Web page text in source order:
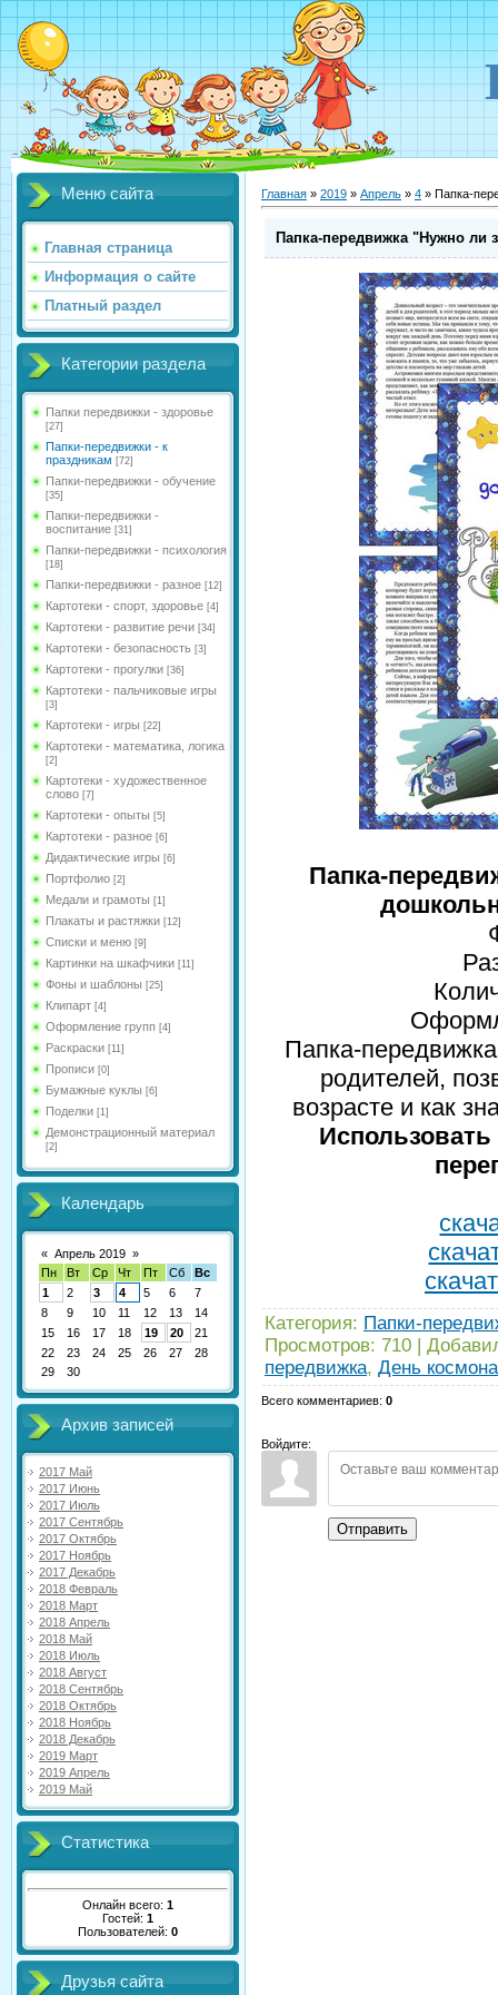
Меню сайта
Главная страница
Информация о сайте
Платный раздел
Категории раздела
Папки передвижки - здоровье
[27]
Папки-передвижки - к
праздникам [72]
Папки-передвижки - обучение
[35]
Папки-передвижки -
воспитание [31]
Папки-передвижки - психология
[18]
Папки-передвижки - разное [12]
Картотеки - спорт, здоровье [4]
Картотеки - развитие речи [34]
Картотеки - безопасность [3]
Картотеки - прогулки [36]
Картотеки - пальчиковые игры
[3]
Картотеки - игры [22]
Картотеки - математика, логика
[2]
Картотеки - художественное
слово [7]
Картотеки - опыты [5]
Картотеки - разное [6]
Дидактические игры [6]
Портфолио [2]
Медали и грамоты [1]
Плакаты и растяжки [12]
Списки и меню [9]
Картинки на шкафчики [11]
Фоны и шаблоны [25]
Клипарт [4]
Оформление групп [4]
Раскраски [11]
Прописи [0]
Бумажные куклы [6]
Поделки [1]
Демонстрационный материал
[2]
Календарь
« Апрель 2019 »
Пн
Вт Ср Чт Пт Сб
Вс
1
2 3 4 5 6
7
8
9 10 11 12 13
14
15
16 17 18 19 20
21
22
23 24 25 26 27
28
29
30
Архив записей
2017 Май
2017 Июнь
2017 Июль
2017 Сентябрь
2017 Октябрь
2017 Ноябрь
2017 Декабрь
2018 Февраль
2018 Март
2018 Апрель
2018 Май
2018 Июль
2018 Август
2018 Сентябрь
2018 Октябрь
2018 Ноябрь
2018 Декабрь
2019 Март
2019 Апрель
2019 Май
Статистика
Онлайн всего: 1
Гостей: 1
Пользователей: 0
Друзья сайта
Главная » 2019 » Апрель » 4 » Папка-
Папка-передвижка "Нужно ли
Папка-
Папка-
родителей,
возрасте и как
Категория: Папки-
Просмотров: 710
передвижка, День
Всего комментариев: 0
Войдите:
Отправить